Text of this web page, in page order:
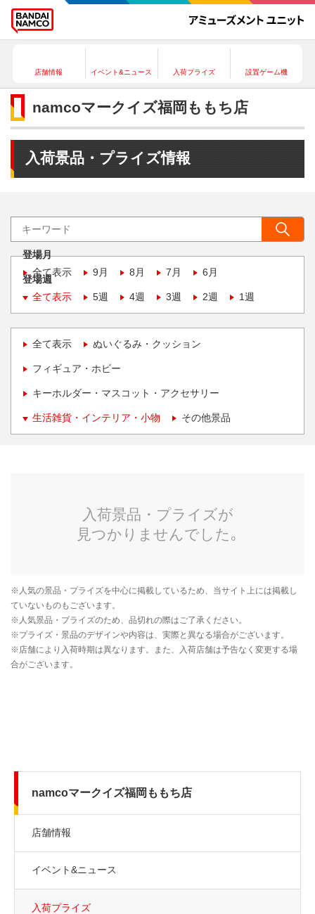
店舗情報 イベント&ニュース 入荷プライズ 設置ゲーム機
namcoマークイズ福岡ももち店
入荷景品・プライズ情報
登場月
全て表示
9月 8月 7月 6月
登場週
全て表示
5週 4週 3週 2週 1週
全て表示 ぬいぐるみ・クッション
フィギュア・ホビー
キーホルダー・マスコット・アクセサリー
生活雑貨・インテリア・小物 その他景品
namcoマークイズ福岡ももち店
店舗情報
イベント&ニュース
入荷プライズ